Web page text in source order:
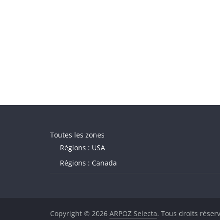
Toutes les zones
Régions : USA
Régions : Canada
Copyright © 2026 ARPOZ Selecta. Tous droits